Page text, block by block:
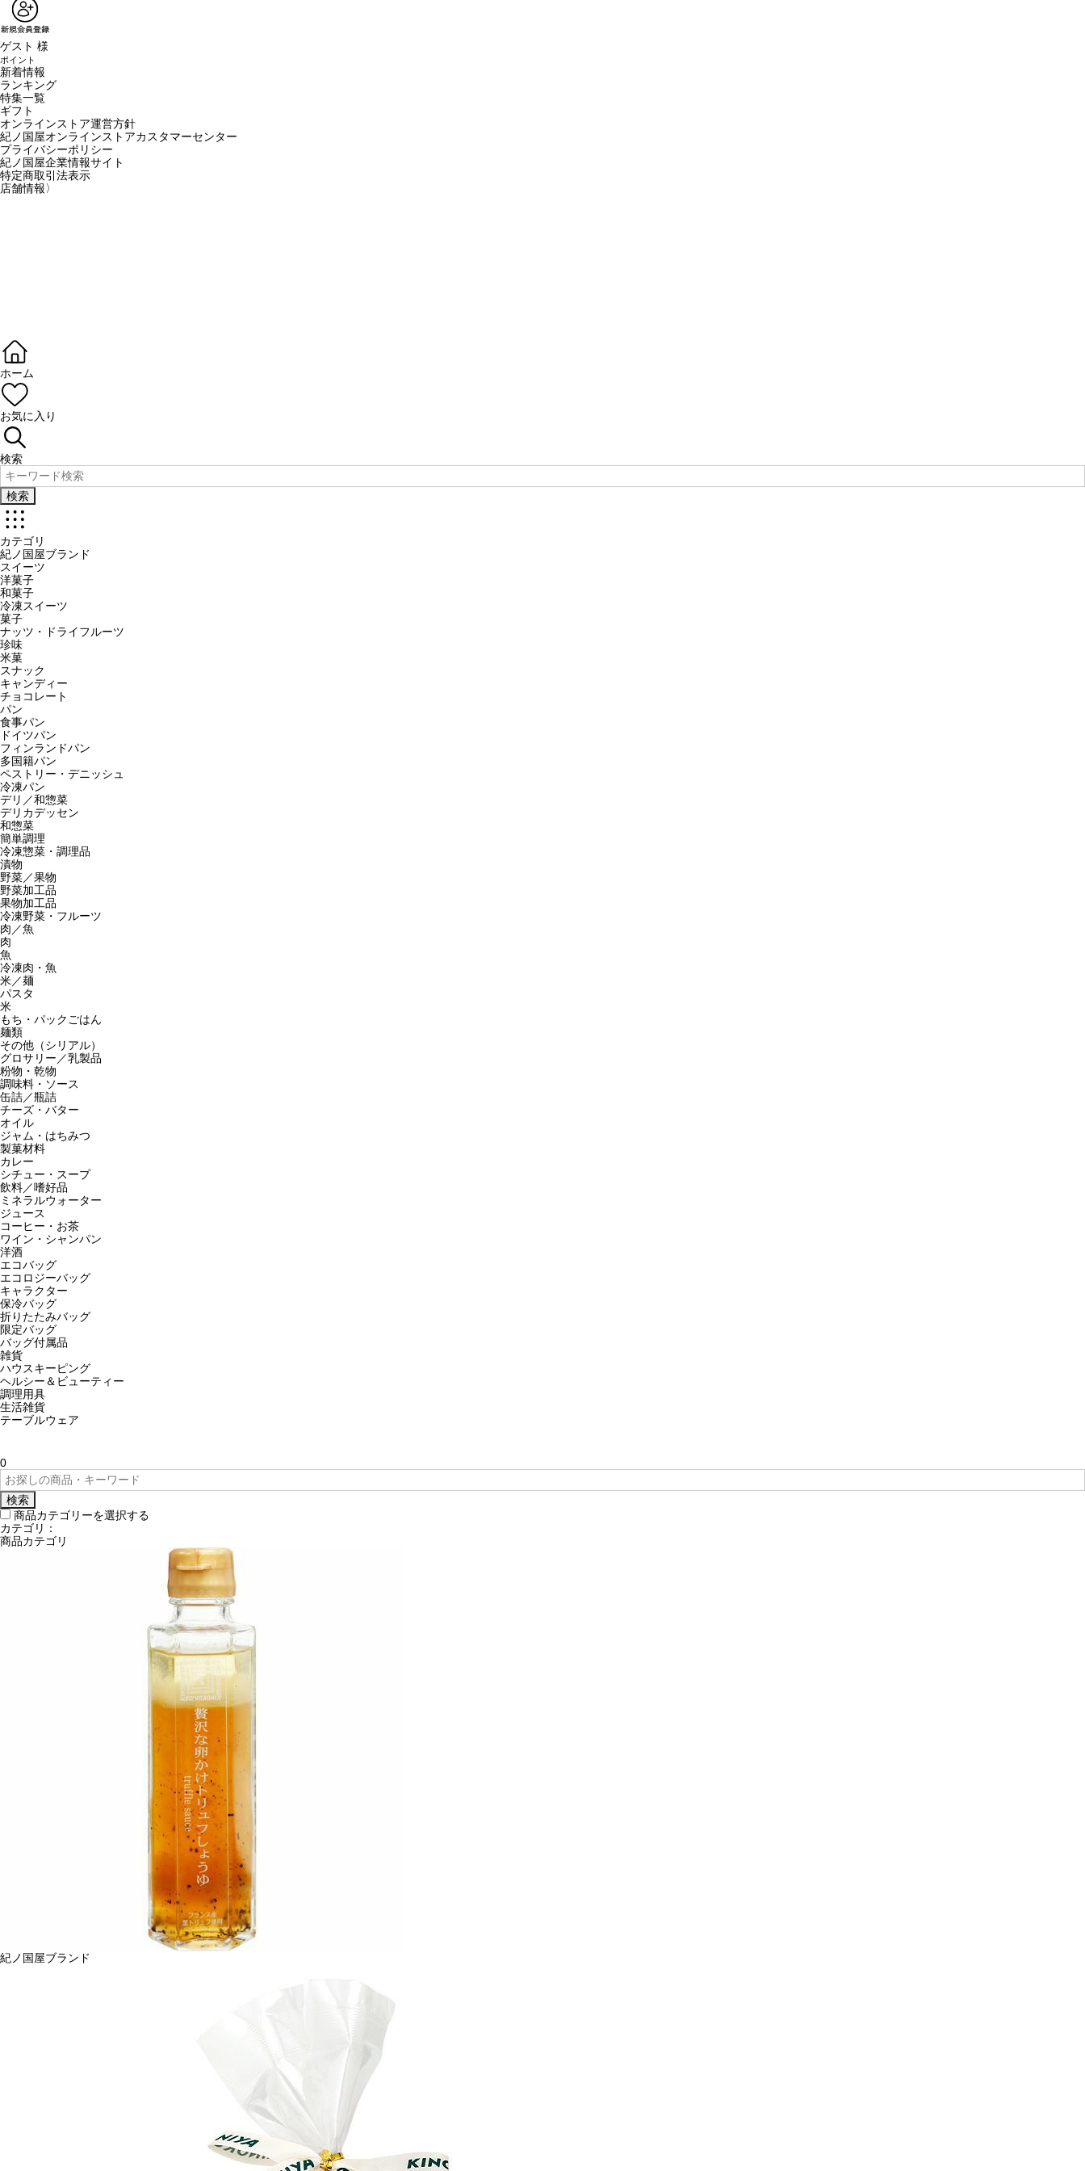
ゲスト 様
ポイント
新着情報
ランキング
特集一覧
ギフト
オンラインストア運営方針
紀ノ国屋オンラインストアカスタマーセンター
プライバシーポリシー
紀ノ国屋企業情報サイト
特定商取引法表示
店舗情報〉
ホーム
お気に入り
検索
検索
カテゴリ
紀ノ国屋ブランド
スイーツ
洋菓子
和菓子
冷凍スイーツ
菓子
ナッツ・ドライフルーツ
珍味
米菓
スナック
キャンディー
チョコレート
パン
食事パン
ドイツパン
フィンランドパン
多国籍パン
ペストリー・デニッシュ
冷凍パン
デリ／和惣菜
デリカデッセン
和惣菜
簡単調理
冷凍惣菜・調理品
漬物
野菜／果物
野菜加工品
果物加工品
冷凍野菜・フルーツ
肉／魚
肉
魚
冷凍肉・魚
米／麺
パスタ
米
もち・パックごはん
麺類
その他（シリアル）
グロサリー／乳製品
粉物・乾物
調味料・ソース
缶詰／瓶詰
チーズ・バター
オイル
ジャム・はちみつ
製菓材料
カレー
シチュー・スープ
飲料／嗜好品
ミネラルウォーター
ジュース
コーヒー・お茶
ワイン・シャンパン
洋酒
エコバッグ
エコロジーバッグ
キャラクター
保冷バッグ
折りたたみバッグ
限定バッグ
バッグ付属品
雑貨
ハウスキーピング
ヘルシー＆ビューティー
調理用具
生活雑貨
テーブルウェア
0
検索
商品カテゴリーを選択する
カテゴリ：
商品カテゴリ
紀ノ国屋ブランド